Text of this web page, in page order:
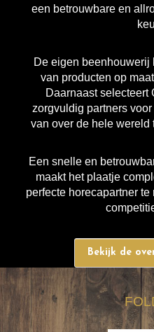
een betrouwbare en
De eigen beenhouwerij
van producten op
Daarnaast selecteert
zorgvuldig partners
van over de hele wereld
Een snelle en
maakt het plaatje
perfecte horecapartner
Bekijk de